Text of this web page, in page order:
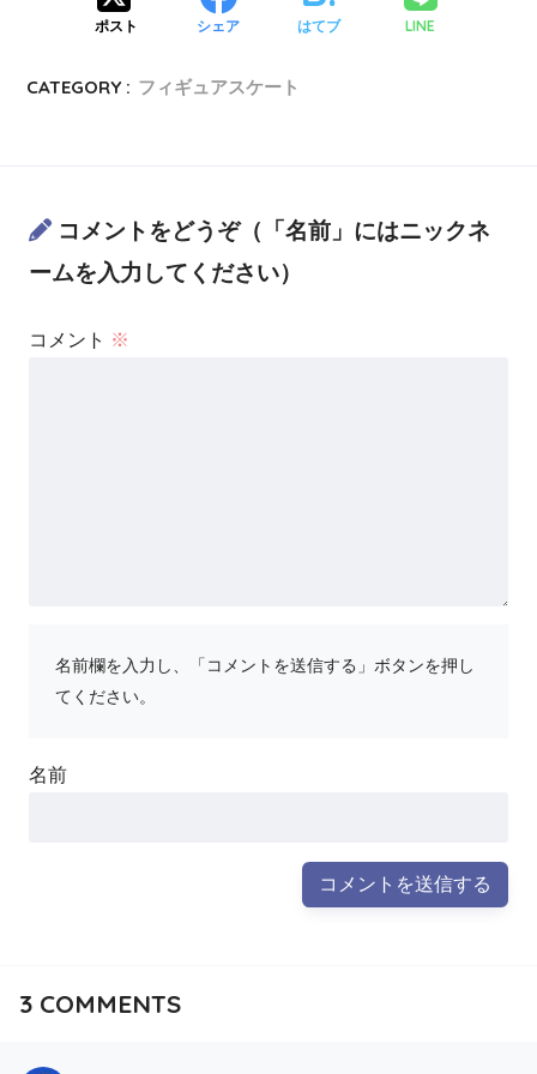
ポスト シェア はてブ LINE
CATEGORY : フィギュアスケート
コメントをどうぞ（「名前」にはニックネ
ームを入力してください）
コメント ※
名前欄を入力し、「コメントを送信する」ボタンを押し
てください。
名前
3COMMENTS